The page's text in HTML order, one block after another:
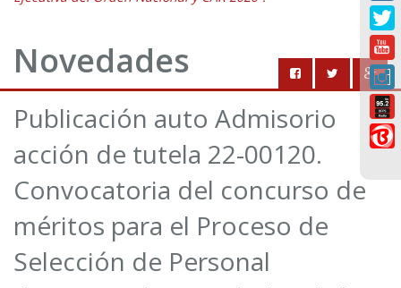
Novedades
Publicación auto Admisorio
acción de tutela 22-00120.
Convocatoria del concurso de
méritos para el Proceso de
Selección de Personal